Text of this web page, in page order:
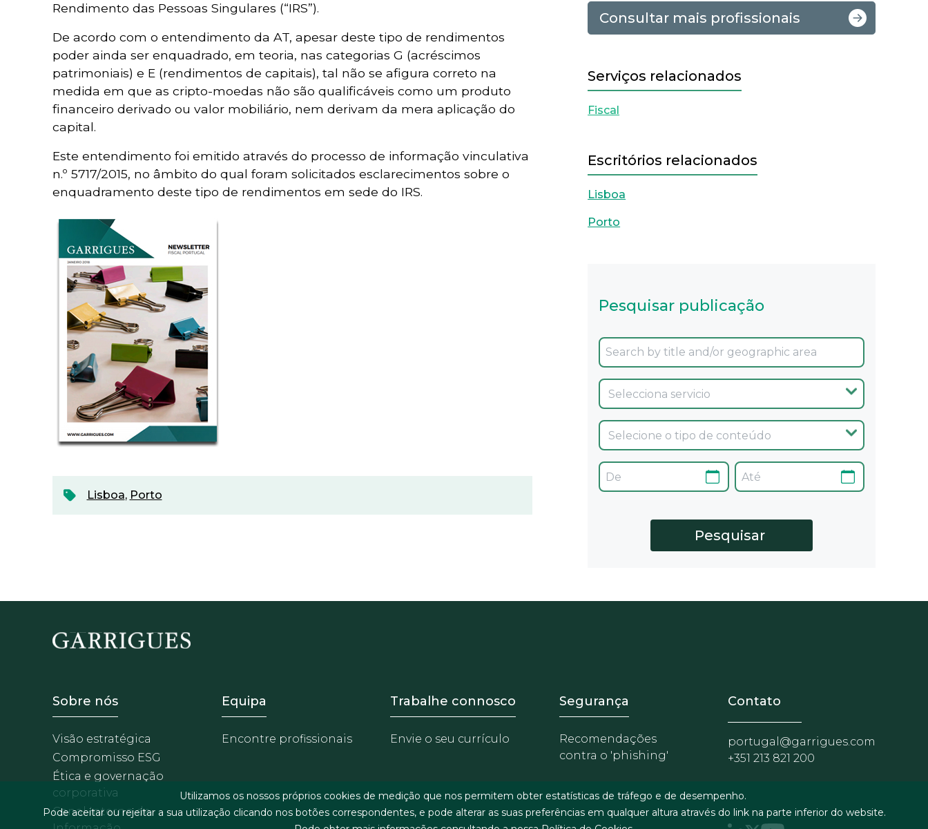
Rendimento das Pessoas Singulares (“IRS”).
De acordo com o entendimento da AT, apesar deste tipo de rendimentos
poder ainda ser enquadrado, em teoria, nas categorias G (acréscimos
patrimoniais) e E (rendimentos de capitais), tal não se afigura correto na
medida em que as cripto-moedas não são qualificáveis como um produto
financeiro derivado ou valor mobiliário, nem derivam da mera aplicação do
capital.
Este entendimento foi emitido através do processo de informação vinculativa
n.º 5717/2015, no âmbito do qual foram solicitados esclarecimentos sobre o
enquadramento deste tipo de rendimentos em sede do IRS.
Lisboa, Porto
Consultar mais profissionais
Serviços relacionados
Fiscal
Escritórios relacionados
Lisboa
Porto
Pesquisar publicação
Footer - Sobre Nosotros
Sobre nós
Visão estratégica
Compromisso ESG
Ética e governação
corporativa
Canal Interno de
Footer - Equipo
Equipa
Encontre profissionais
Footer - Trabaja con nosotros
Trabalhe connosco
Envie o seu currículo
Footer - Extranet y herramientas
Segurança
Recomendações
contra o 'phishing'
Contato
portugal@garrigues.com
+351 213 821 200
Utilizamos os nossos próprios cookies de medição que nos permitem obter estatísticas de tráfego e de desempenho.
Pode aceitar ou rejeitar a sua utilização clicando nos botões correspondentes, e pode alterar as suas preferências em qualquer altura através do link na parte inferior do website.